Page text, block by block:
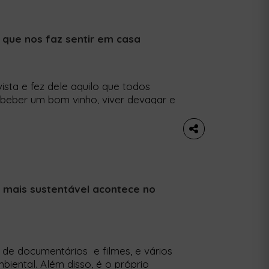
que nos faz sentir em casa
e fez dele aquilo que todos
um bom vinho, viver devagar e
sustentável acontece no
documentários e filmes, e vários
Além disso, é o próprio